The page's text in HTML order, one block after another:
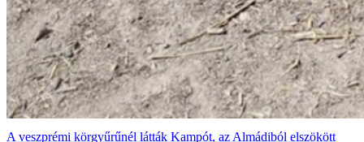
A veszprémi körgyűrűnél látták Kampót, az Almádiból elszökött